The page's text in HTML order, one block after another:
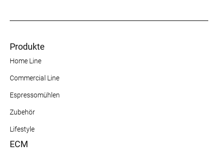
Produkte
Home Line
Commercial Line
Espressomühlen
Zubehör
Lifestyle
ECM